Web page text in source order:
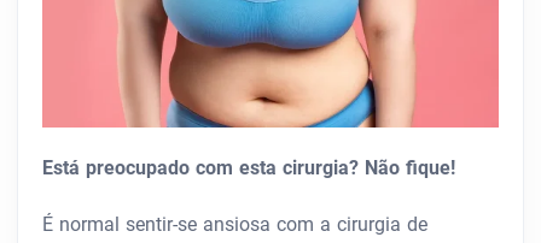
Está preocupado com esta cirurgia? Não fique!
É normal sentir-se ansiosa com a cirurgia de